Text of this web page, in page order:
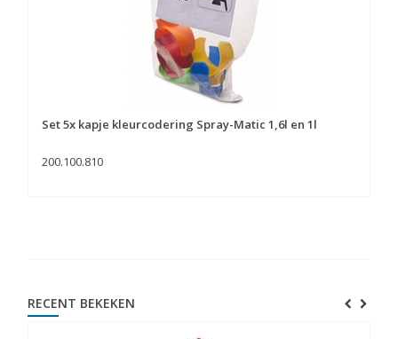
Set 5x kapje kleurcodering Spray-Matic 1,6l en 1l
200.100.810
RECENT BEKEKEN